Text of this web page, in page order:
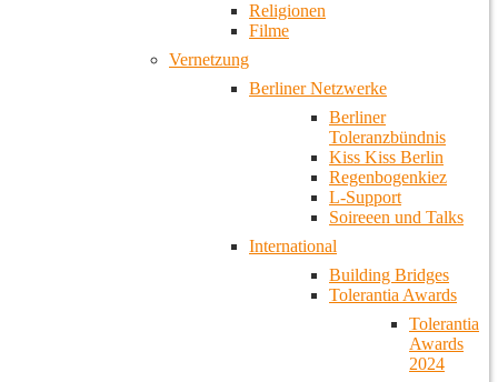
Religionen
Filme
Vernetzung
Berliner Netzwerke
Berliner
Toleranzbündnis
Kiss Kiss Berlin
Regenbogenkiez
L-Support
Soireeen und Talks
International
Building Bridges
Tolerantia Awards
Tolerantia
Awards
2024